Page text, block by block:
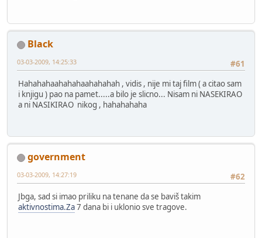
Black
#61
03-03-2009, 14:25:33
Hahahahaahahahaahahahah , vidis , nije mi taj film ( a citao sam
i knjigu ) pao na pamet.....a bilo je slicno... Nisam ni NASEKIRAO
a ni NASIKIRAO nikog , hahahahaha
government
#62
03-03-2009, 14:27:19
Jbga, sad si imao priliku na tenane da se baviš takim
aktivnostima.Za7 dana bi i uklonio sve tragove.